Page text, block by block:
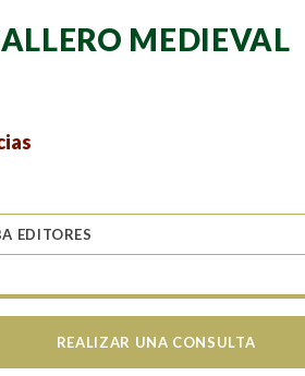
MEDIEVAL
EDITORES
REALIZAR UNA CONSULTA